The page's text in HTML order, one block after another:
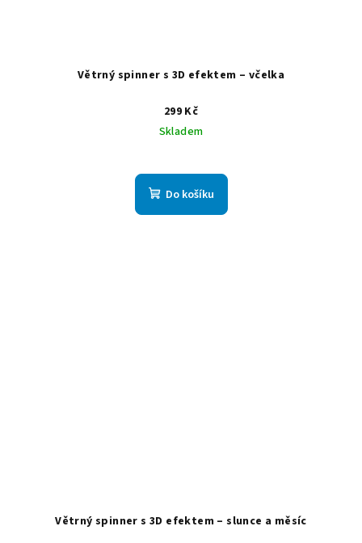
Větrný spinner s 3D efektem – včelka
299 Kč
Skladem
Do košíku
Větrný spinner s 3D efektem – slunce a měsíc